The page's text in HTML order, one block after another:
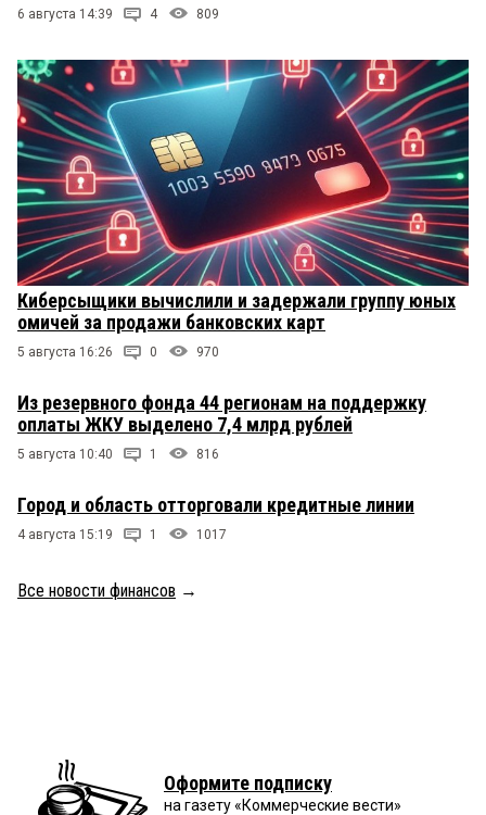
6 августа 14:39 4 809
Киберсыщики вычислили и задержали группу юных
омичей за продажи банковских карт
5 августа 16:26 0 970
Из резервного фонда 44 регионам на поддержку
оплаты ЖКУ выделено 7,4 млрд рублей
5 августа 10:40 1 816
Город и область отторговали кредитные линии
4 августа 15:19 1 1017
Все новости финансов →
Оформите подписку
на газету «Коммерческие вести»